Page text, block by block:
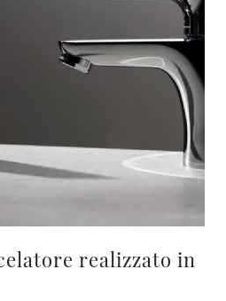
realizzato in